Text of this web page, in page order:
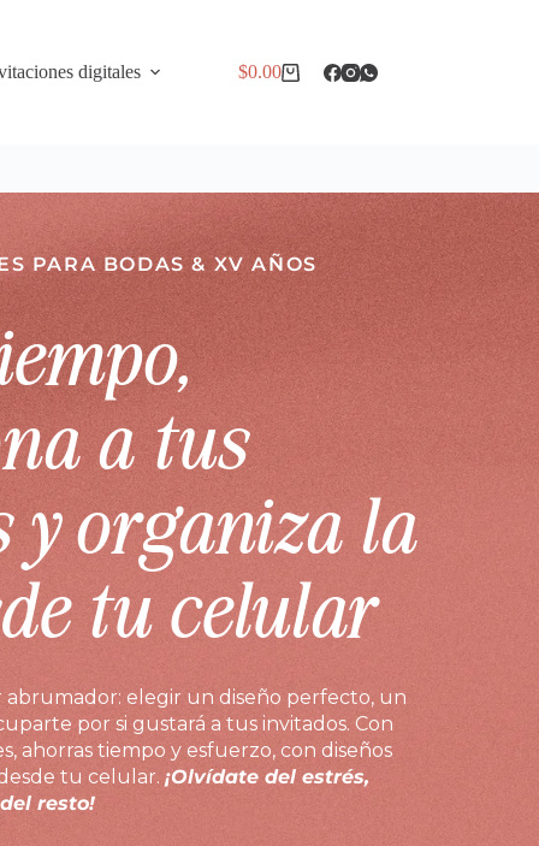
digitales $0.00
PARA BODAS & XV AÑOS
a tus
organiza la
tu celular
abrumador: elegir un diseño perfecto, un
por si gustará a tus invitados. Con
ahorras tiempo y esfuerzo, con diseños
tu celular. ¡Olvídate del estrés,
resto!